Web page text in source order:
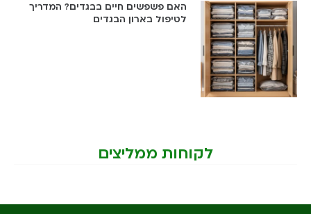
האם פשפשים חיים בבגדים? המדריך
לטיפול בארון הבגדים
לקוחות ממליצים